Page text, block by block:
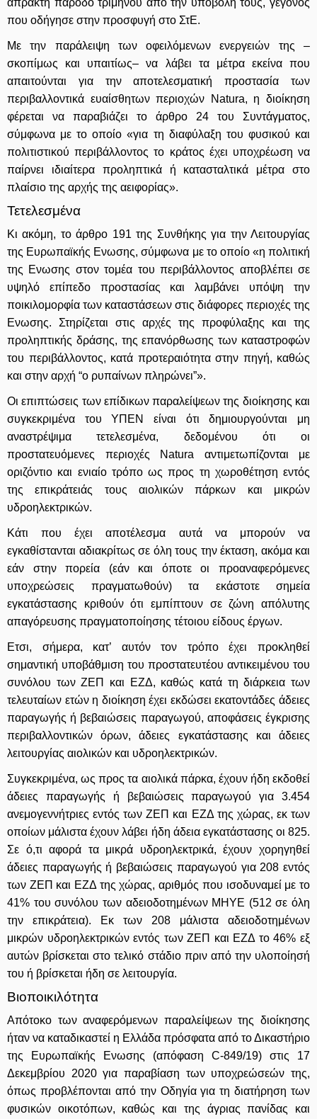
που οδήγησε στην προσφυγή στο ΣτΕ.
Με την παράλειψη των οφειλόμενων ενεργειών της –
σκοπίμως και υπαιτίως– να λάβει τα μέτρα εκείνα που
απαιτούνται για την αποτελεσματική προστασία των
περιβαλλοντικά ευαίσθητων περιοχών Natura, η διοίκηση
φέρεται να παραβιάζει το άρθρο 24 του Συντάγματος,
σύμφωνα με το οποίο «για τη διαφύλαξη του φυσικού και
πολιτιστικού περιβάλλοντος το κράτος έχει υποχρέωση να
παίρνει ιδιαίτερα προληπτικά ή κατασταλτικά μέτρα στο
πλαίσιο της αρχής της αειφορίας».
Τετελεσμένα
Κι ακόμη, το άρθρο 191 της Συνθήκης για την Λειτουργίας
της Ευρωπαϊκής Ενωσης, σύμφωνα με το οποίο «η πολιτική
της Ενωσης στον τομέα του περιβάλλοντος αποβλέπει σε
υψηλό επίπεδο προστασίας και λαμβάνει υπόψη την
ποικιλομορφία των καταστάσεων στις διάφορες περιοχές της
Ενωσης. Στηρίζεται στις αρχές της προφύλαξης και της
προληπτικής δράσης, της επανόρθωσης των καταστροφών
του περιβάλλοντος, κατά προτεραιότητα στην πηγή, καθώς
και στην αρχή “ο ρυπαίνων πληρώνει”».
Οι επιπτώσεις των επίδικων παραλείψεων της διοίκησης και
συγκεκριμένα του ΥΠΕΝ είναι ότι δημιουργούνται μη
αναστρέψιμα τετελεσμένα, δεδομένου ότι οι
προστατευόμενες περιοχές Natura αντιμετωπίζονται με
οριζόντιο και ενιαίο τρόπο ως προς τη χωροθέτηση εντός
της επικράτειάς τους αιολικών πάρκων και μικρών
υδροηλεκτρικών.
Κάτι που έχει αποτέλεσμα αυτά να μπορούν να
εγκαθίστανται αδιακρίτως σε όλη τους την έκταση, ακόμα και
εάν στην πορεία (εάν και όποτε οι προαναφερόμενες
υποχρεώσεις πραγματωθούν) τα εκάστοτε σημεία
εγκατάστασης κριθούν ότι εμπίπτουν σε ζώνη απόλυτης
απαγόρευσης πραγματοποίησης τέτοιου είδους έργων.
Ετσι, σήμερα, κατ’ αυτόν τον τρόπο έχει προκληθεί
σημαντική υποβάθμιση του προστατευτέου αντικειμένου του
συνόλου των ΖΕΠ και ΕΖΔ, καθώς κατά τη διάρκεια των
τελευταίων ετών η διοίκηση έχει εκδώσει εκατοντάδες άδειες
παραγωγής ή βεβαιώσεις παραγωγού, αποφάσεις έγκρισης
περιβαλλοντικών όρων, άδειες εγκατάστασης και άδειες
λειτουργίας αιολικών και υδροηλεκτρικών.
Συγκεκριμένα, ως προς τα αιολικά πάρκα, έχουν ήδη εκδοθεί
άδειες παραγωγής ή βεβαιώσεις παραγωγού για 3.454
ανεμογεννήτριες εντός των ΖΕΠ και ΕΖΔ της χώρας, εκ των
οποίων μάλιστα έχουν λάβει ήδη άδεια εγκατάστασης οι 825.
Σε ό,τι αφορά τα μικρά υδροηλεκτρικά, έχουν χορηγηθεί
άδειες παραγωγής ή βεβαιώσεις παραγωγού για 208 εντός
των ΖΕΠ και ΕΖΔ της χώρας, αριθμός που ισοδυναμεί με το
41% του συνόλου των αδειοδοτημένων ΜΗΥΕ (512 σε όλη
την επικράτεια). Εκ των 208 μάλιστα αδειοδοτημένων
μικρών υδροηλεκτρικών εντός των ΖΕΠ και ΕΖΔ το 46% εξ
αυτών βρίσκεται στο τελικό στάδιο πριν από την υλοποίησή
του ή βρίσκεται ήδη σε λειτουργία.
Βιοποικιλότητα
Απότοκο των αναφερόμενων παραλείψεων της διοίκησης
ήταν να καταδικαστεί η Ελλάδα πρόσφατα από το Δικαστήριο
της Ευρωπαϊκής Ενωσης (απόφαση C-849/19) στις 17
Δεκεμβρίου 2020 για παραβίαση των υποχρεώσεών της,
όπως προβλέπονται από την Οδηγία για τη διατήρηση των
φυσικών οικοτόπων, καθώς και της άγριας πανίδας και